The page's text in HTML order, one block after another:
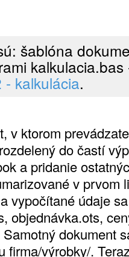
šablóna
- kalkulácia.
v ktorom
do častí
a pridanie
v prvom
vypočítané údaje
objednávka.ots,
dokument
firma/výrobky/.